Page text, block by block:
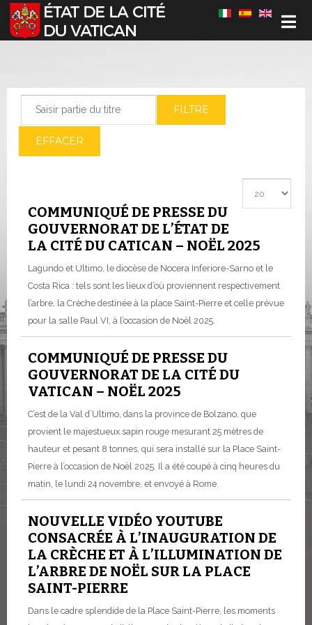
Sélectionnez votre langue
FILTRE
EFFACER
COMMUNIQUÉ DE PRESSE DU
GOUVERNORAT DE L’ÉTAT DE
LA CITÉ DU CATICAN – NOËL 2025
Lagundo et Ultimo, le diocèse de Nocera Inferiore-Sarno et le
Costa Rica : tels sont les lieux d’où proviennent respectivement
l’arbre, la Crèche destinée à la place Saint-Pierre et celle prévue
pour la salle Paul VI, à l’occasion de Noël 2025.
COMMUNIQUÉ DE PRESSE DU
GOUVERNORAT DE LA CITÉ DU
VATICAN – NOËL 2025
C’est de la Val d’Ultimo, dans la province de Bolzano, que
provient le majestueux sapin rouge mesurant 25 mètres de
hauteur et pesant 8 tonnes, qui sera installé sur la Place Saint-
Pierre à l’occasion de Noël 2025. Il a été coupé à cinq heures du
matin, le lundi 24 novembre, et envoyé à Rome.
NOUVELLE VIDÉO YOUTUBE
CONSACRÉE À L’INAUGURATION DE
LA CRÈCHE ET À L’ILLUMINATION DE
L’ARBRE DE NOËL SUR LA PLACE
SAINT-PIERRE
Dans le cadre splendide de la Place Saint-Pierre, les moments